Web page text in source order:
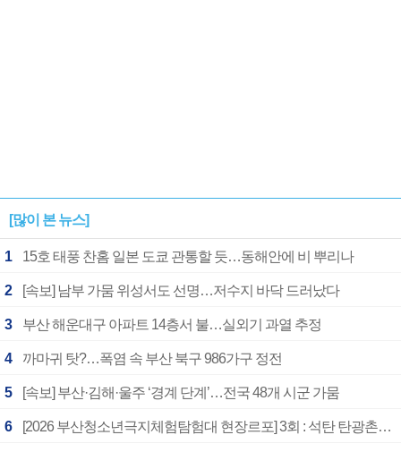
[많이 본 뉴스]
1 15호 태풍 찬홈 일본 도쿄 관통할 듯…동해안에 비 뿌리나
2 [속보] 남부 가뭄 위성서도 선명…저수지 바닥 드러났다
3 부산 해운대구 아파트 14층서 불…실외기 과열 추정
4 까마귀 탓?…폭염 속 부산 북구 986가구 정전
5 [속보] 부산·김해·울주 ‘경계 단계’…전국 48개 시군 가뭄
6 [2026 부산청소년극지체험탐험대 현장르포] 3회 : 석탄 탄광촌에서 북극 연구의 중심지로